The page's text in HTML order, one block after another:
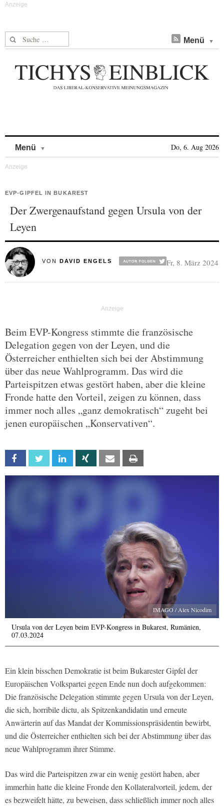
Suche nach: Menü
Menü Do, 6. Aug 2026
EVP-GIPFEL IN BUKAREST
Der Zwergenaufstand gegen Ursula von der
Leyen
VON DAVID ENGELS Fr, 8. März 2024
Beim EVP-Kongress stimmte die französische
Delegation gegen von der Leyen, und die
Österreicher enthielten sich bei der Abstimmung
über das neue Wahlprogramm. Das wird die
Parteispitzen etwas gestört haben, aber die kleine
Fronde hatte den Vorteil, zeigen zu können, dass
immer noch alles „ganz demokratisch“ zugeht bei
jenen europäischen „Konservativen“.
Facebook Twitter Linkedin Xing Email
IMAGO / Alex Nicodim
Ursula von der Leyen beim EVP-Kongress in Bukarest, Rumänien,
07.03.2024
Ein klein bisschen Demokratie ist beim Bukarester Gipfel der
Europäischen Volkspartei gegen Ende nun doch aufgekommen:
Die französische Delegation stimmte gegen Ursula von der Leyen,
die sich, horribile dictu, als Spitzenkandidatin und erneute
Anwärterin auf das Mandat der Kommissionspräsidentin bewirbt,
und die Österreicher enthielten sich bei der Abstimmung über das
neue Wahlprogramm ihrer Stimme.
Das wird die Parteispitzen zwar ein wenig gestört haben, aber
immerhin hatte die kleine Fronde den Kollateralvorteil, jedem, der
es bezweifelt hätte, zu beweisen, dass schließlich immer noch alles